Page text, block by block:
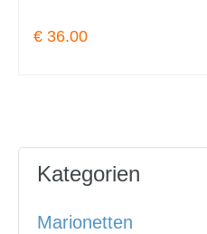
€ 36.00
Kategorien
Marionetten